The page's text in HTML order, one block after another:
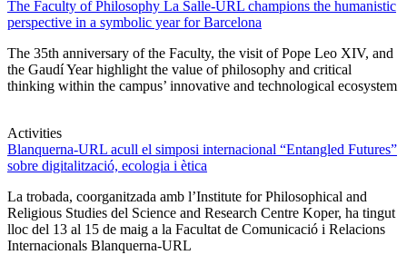
The Faculty of Philosophy La Salle-URL champions the humanistic
perspective in a symbolic year for Barcelona
The 35th anniversary of the Faculty, the visit of Pope Leo XIV, and
the Gaudí Year highlight the value of philosophy and critical
thinking within the campus’ innovative and technological ecosystem
Activities
Blanquerna-URL acull el simposi internacional “Entangled Futures”
sobre digitalització, ecologia i ètica
La trobada, coorganitzada amb l’Institute for Philosophical and
Religious Studies del Science and Research Centre Koper, ha tingut
lloc del 13 al 15 de maig a la Facultat de Comunicació i Relacions
Internacionals Blanquerna-URL